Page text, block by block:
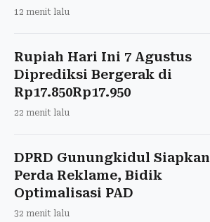
12 menit lalu
Rupiah Hari Ini 7 Agustus
Diprediksi Bergerak di
Rp17.850Rp17.950
22 menit lalu
DPRD Gunungkidul Siapkan
Perda Reklame, Bidik
Optimalisasi PAD
32 menit lalu